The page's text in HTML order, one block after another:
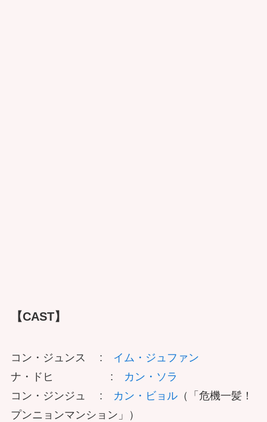
【CAST】
コン・ジュンス :
イム・ジュファン
ナ・ドヒ :
カン・ソラ
コン・ジンジュ :
カン・ビョル（「危機一髪！
プンニョンマンション」）